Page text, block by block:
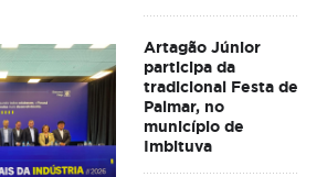
Artagão Júnior
participa da
tradicional Festa de
Palmar, no
município de
Imbituva